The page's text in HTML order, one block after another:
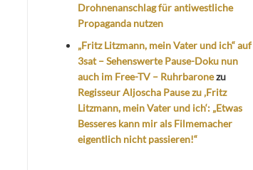
Drohnenanschlag für antiwestliche
Propaganda nutzen
„Fritz Litzmann, mein Vater und ich“ auf
3sat – Sehenswerte Pause-Doku nun
auch im Free-TV – Ruhrbaronezu
Regisseur Aljoscha Pause zu ‚Fritz
Litzmann, mein Vater und ich‘: „Etwas
Besseres kann mir als Filmemacher
eigentlich nicht passieren!“